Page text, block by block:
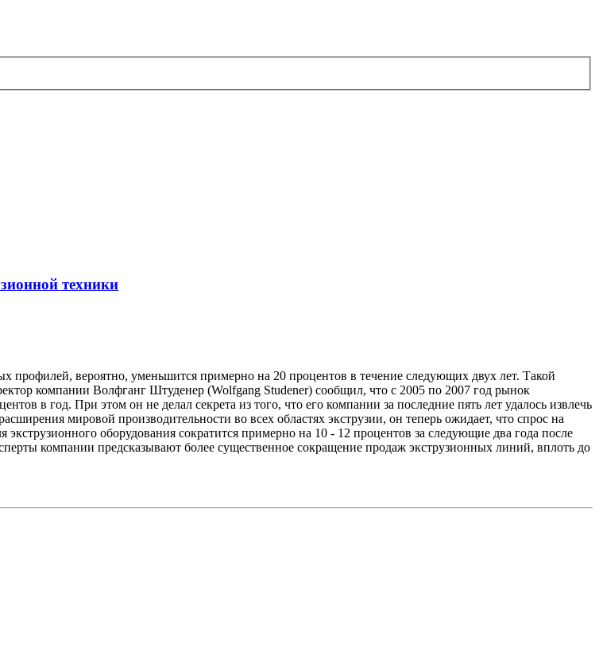
техники
профилей, вероятно, уменьшится примерно на 20 процентов в течение следующих двух лет. Такой
компании Волфганг Штуденер (Wolfgang Studener) сообщил, что с 2005 по 2007 год рынок
в год. При этом он не делал секрета из того, что его компании за последние пять лет удалось извлечь
мировой производительности во всех областях экструзии, он теперь ожидает, что спрос на
оборудования сократится примерно на 10 - 12 процентов за следующие два года после
компании предсказывают более существенное сокращение продаж экструзионных линий, вплоть до